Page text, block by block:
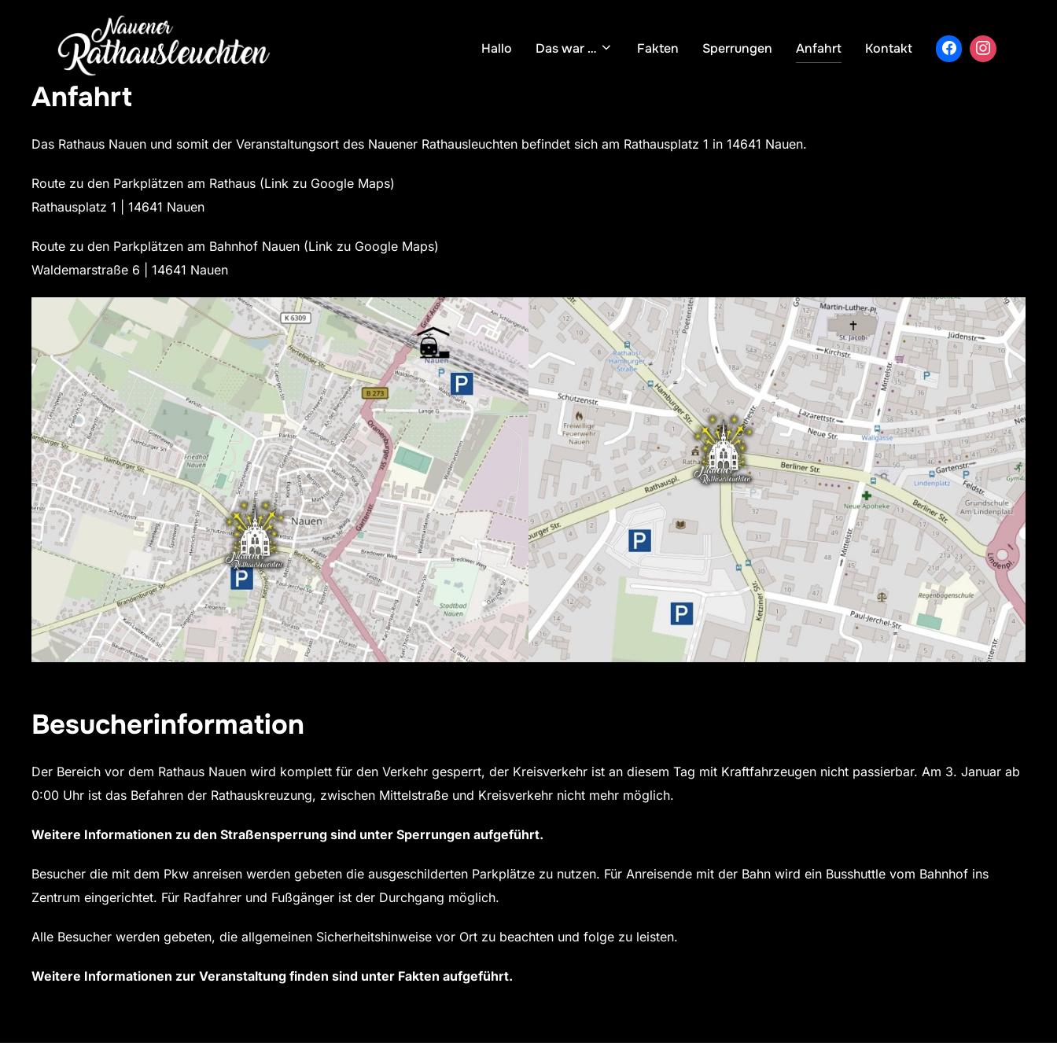
Hallo Das war … Fakten Sperrungen Anfahrt Kontakt
Anfahrt
Das Rathaus Nauen und somit der Veranstaltungsort des Nauener Rathausleuchten befindet sich am Rathausplatz 1 in 14641 Nauen.
Route zu den Parkplätzen am Rathaus (Link zu Google Maps)
Rathausplatz 1 | 14641 Nauen
Route zu den Parkplätzen am Bahnhof Nauen (Link zu Google Maps)
Waldemarstraße 6 | 14641 Nauen
Besucherinformation
Der Bereich vor dem Rathaus Nauen wird komplett für den Verkehr gesperrt, der Kreisverkehr ist an diesem Tag mit Kraftfahrzeugen nicht passierbar. Am 3. Januar ab
0:00 Uhr ist das Befahren der Rathauskreuzung, zwischen Mittelstraße und Kreisverkehr nicht mehr möglich.
Weitere Informationen zu den Straßensperrung sind unter Sperrungen aufgeführt.
Besucher die mit dem Pkw anreisen werden gebeten die ausgeschilderten Parkplätze zu nutzen. Für Anreisende mit der Bahn wird ein Busshuttle vom Bahnhof ins
Zentrum eingerichtet. Für Radfahrer und Fußgänger ist der Durchgang möglich.
Alle Besucher werden gebeten, die allgemeinen Sicherheitshinweise vor Ort zu beachten und folge zu leisten.
Weitere Informationen zur Veranstaltung finden sind unter Fakten aufgeführt.